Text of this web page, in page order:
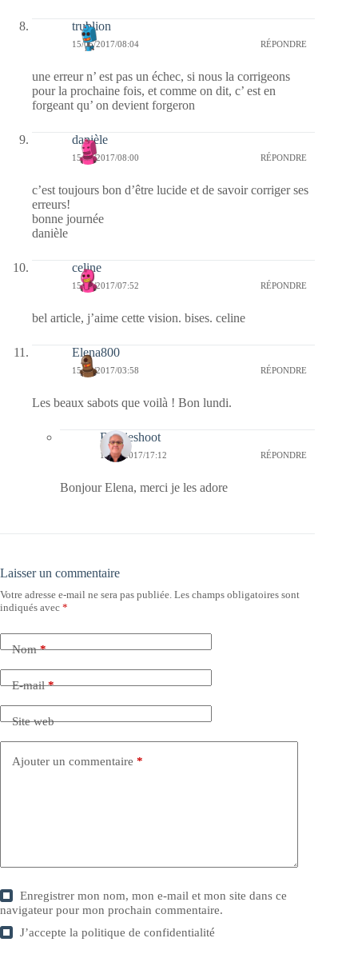
trublion
15/05/2017/08:04 RÉPONDRE
une erreur n’ est pas un échec, si nous la corrigeons
pour la prochaine fois, et comme on dit, c’ est en
forgeant qu’ on devient forgeron
danièle
15/05/2017/08:00 RÉPONDRE
c’est toujours bon d’être lucide et de savoir corriger ses
erreurs!
bonne journée
danièle
celine
15/05/2017/07:52 RÉPONDRE
bel article, j’aime cette vision. bises. celine
Elena800
15/05/2017/03:58 RÉPONDRE
Les beaux sabots que voilà ! Bon lundi.
Bernieshoot
15/05/2017/17:12 RÉPONDRE
Bonjour Elena, merci je les adore
Laisser un commentaire
Votre adresse e-mail ne sera pas publiée. Les champs obligatoires sont
indiqués avec *
Nom*
E-mail*
Site web
Ajouter un commentaire *
Enregistrer mon nom, mon e-mail et mon site dans ce
navigateur pour mon prochain commentaire.
J’accepte lapolitique de confidentialité